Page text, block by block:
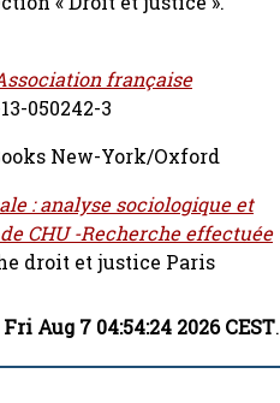
française
050242-3
New-York/Oxford
: analyse sociologique et
CHU -Recherche effectuée
droit et justice Paris
Fri Aug 7 04:54:24 2026 CEST.